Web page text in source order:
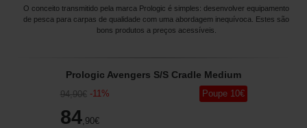
O conceito transmitido pela marca Prologic é simples: desenvolver equipamento
de pesca para carpas de qualidade com uma abordagem inequívoca. Estes são
bons produtos a preços acessíveis.
Prologic Avengers S/S Cradle Medium
94,90€ -11%
84,90€
Poupe 10€